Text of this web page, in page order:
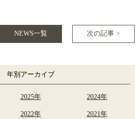
NEWS一覧 次の記事 >
年別アーカイブ
2025年 2024年
2022年 2021年